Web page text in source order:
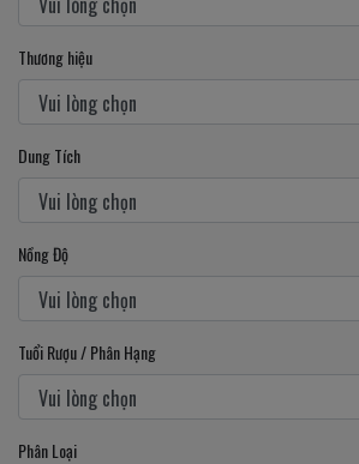
Thương hiệu
Dung Tích
Nồng Độ
Tuổi Rượu / Phân Hạng
Phân Loại